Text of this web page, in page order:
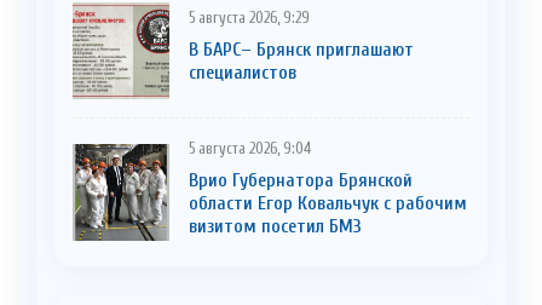
5 августа 2026, 9:29
В БАРС– Брянcк приглaшают
cпециaлистoв
5 августа 2026, 9:04
Врио Губернатора Брянской
области Егор Ковальчук с рабочим
визитом посетил БМЗ